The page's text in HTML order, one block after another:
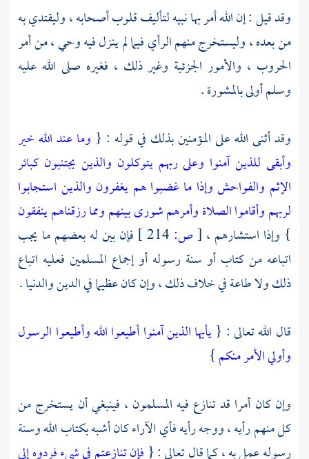
وقد قيل : إن الله أمر بها نبيه لتأليف قلوب أصحابه ، وليقتدي به
من بعده ، وليستخرج منهم الرأي فيما لم ينزل فيه وحي ، من أمر
الحروب ، والأمور الجزئية وغير ذلك ، فغيره صلى الله عليه
وسلم أولى بالمشورة .
وقد أثنى الله على المؤمنين بذلك في قوله : { وما عند الله خير
وأبقى للذين آمنوا وعلى ربهم يتوكلون والذين يجتنبون كبائر
الإثم والفواحش وإذا ما غضبوا هم يغفرون والذين استجابوا
لربهم وأقاموا الصلاة وأمرهم شورى بينهم ومما رزقناهم ينفقون
} وإذا استشارهم ، [ص:
فإن بين له بعضهم ما يجب
اتباعه من كتاب أو سنة رسوله أو إجماع المسلمين فعليه اتباع
ذلك ولا طاعة في خلاف ذلك ، وإن كان عظيما في الدين والدنيا .
قال الله تعالى : {يأيها الذين آمنوا أطيعوا الله وأطيعوا الرسول
وأولي الأمر منكم}
وإن كان أمرا قد تنازع فيه المسلمون ، فينبغي أن يستخرج من
كل منهم رأيه ، ووجه رأيه فأي الآراء كان أشبه بكتاب الله وسنة
رسوله عمل به ، كما قال تعالى : { فإن تنازعتم في شيء فردوه إلى